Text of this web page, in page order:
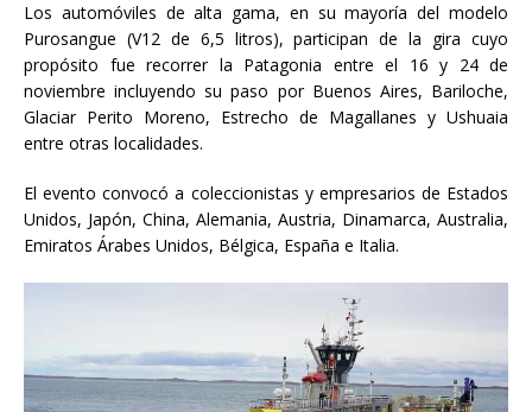
Los automóviles de alta gama, en su mayoría del modelo
Purosangue (V12 de 6,5 litros), participan de la gira cuyo
propósito fue recorrer la Patagonia entre el 16 y 24 de
noviembre incluyendo su paso por Buenos Aires, Bariloche,
Glaciar Perito Moreno, Estrecho de Magallanes y Ushuaia
entre otras localidades.
El evento convocó a coleccionistas y empresarios de Estados
Unidos, Japón, China, Alemania, Austria, Dinamarca, Australia,
Emiratos Árabes Unidos, Bélgica, España e Italia.